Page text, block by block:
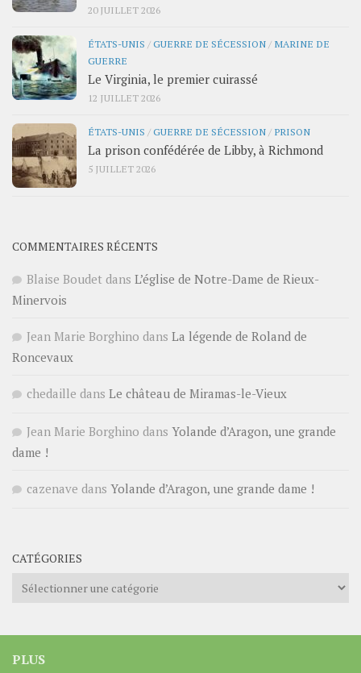
20 JUILLET 2026
ÉTATS-UNIS /GUERRE DE SÉCESSION / MARINE DE
GUERRE
Le Virginia, le premier cuirassé
12 JUILLET 2026
ÉTATS-UNIS /GUERRE DE SÉCESSION / PRISON
La prison confédérée de Libby, à Richmond
5 JUILLET 2026
COMMENTAIRES RÉCENTS
Blaise Boudet dans L’église de Notre-Dame de Rieux-
Minervois
Jean Marie Borghino dans La légende de Roland de
Roncevaux
chedaille dans Le château de Miramas-le-Vieux
Jean Marie Borghino dans Yolande d’Aragon, une grande
dame !
cazenave dans Yolande d’Aragon, une grande dame !
CATÉGORIES
Catégories
PLUS